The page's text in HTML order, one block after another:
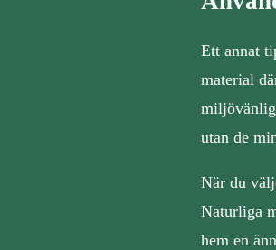
Ett annat
material
utan de
När du
Naturliga
hem en